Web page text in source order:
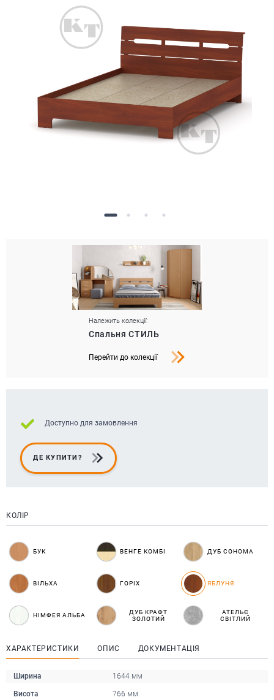
Належить колекції:
Спальня СТИЛЬ
Перейти до колекції
Доступно для замовлення
ДЕ КУПИТИ?
КОЛІР
БУК ВЕНГЕ КОМБІ ДУБ СОНОМА
ВІЛЬХА ГОРІХ ЯБЛУНЯ
НІМФЕЯ АЛЬБА
ДУБ КРАФТ
ЗОЛОТИЙ
АТЕЛЬЄ
СВІТЛИЙ
ХАРАКТЕРИСТИКИ ОПИС ДОКУМЕНТАЦІЯ
Ширина 1644 мм
Висота 766 мм